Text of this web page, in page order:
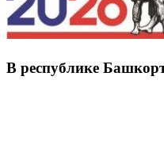
В республике